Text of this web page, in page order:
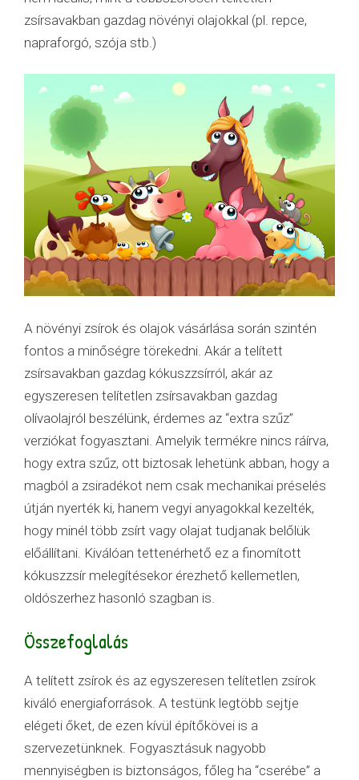
zsírsavakban gazdag növényi olajokkal (pl. repce,
napraforgó, szója stb.)
A növényi zsírok és olajok vásárlása során szintén
fontos a minőségre törekedni. Akár a telített
zsírsavakban gazdag kókuszzsírról, akár az
egyszeresen telítetlen zsírsavakban gazdag
olívaolajról beszélünk, érdemes az “extra szűz”
verziókat fogyasztani. Amelyik termékre nincs ráírva,
hogy extra szűz, ott biztosak lehetünk abban, hogy a
magból a zsiradékot nem csak mechanikai préselés
útján nyerték ki, hanem vegyi anyagokkal kezelték,
hogy minél több zsírt vagy olajat tudjanak belőlük
előállítani. Kiválóan tettenérhető ez a finomított
kókuszzsír melegítésekor érezhető kellemetlen,
oldószerhez hasonló szagban is.
Összefoglalás
A telített zsírok és az egyszeresen telítetlen zsírok
kiváló energiaforrások. A testünk legtöbb sejtje
elégeti őket, de ezen kívül építőkövei is a
szervezetünknek. Fogyasztásuk nagyobb
mennyiségben is biztonságos, főleg ha “cserébe” a